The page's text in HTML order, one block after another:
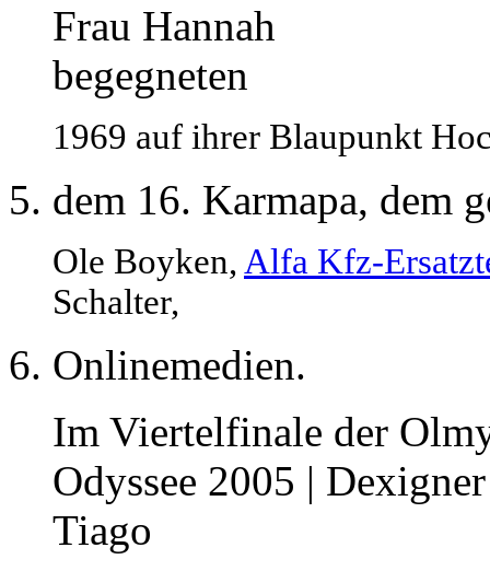
Frau Hannah
begegneten
1969 auf ihrer Blaupunkt
dem 16. Karmapa, dem
Ole Boyken, Alfa Kfz-
Schalter,
Onlinemedien.
Im Viertelfinale der
Odyssee 2005 |
Tiago